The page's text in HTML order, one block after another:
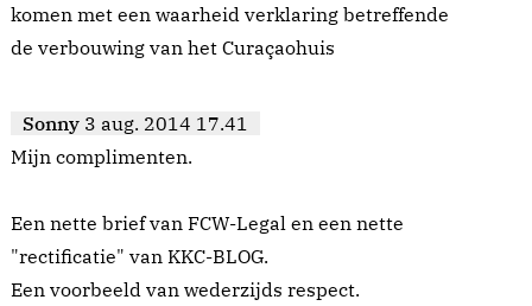
komen met een waarheid verklaring betreffende
de verbouwing van het Curaçaohuis
Sonny 3 aug. 2014 17.41
Mijn complimenten.
Een nette brief van FCW-Legal en een nette
"rectificatie" van KKC-BLOG.
Een voorbeeld van wederzijds respect.